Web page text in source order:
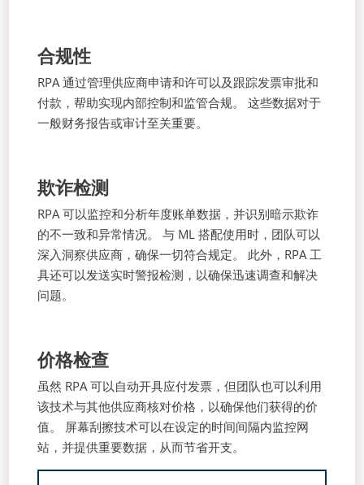
合规性
RPA 通过管理供应商申请和许可以及跟踪发票审批和
付款，帮助实现内部控制和监管合规。 这些数据对于
一般财务报告或审计至关重要。
欺诈检测
RPA 可以监控和分析年度账单数据，并识别暗示欺诈
的不一致和异常情况。 与 ML 搭配使用时，团队可以
深入洞察供应商，确保一切符合规定。 此外，RPA 工
具还可以发送实时警报检测，以确保迅速调查和解决
问题。
价格检查
虽然 RPA 可以自动开具应付发票，但团队也可以利用
该技术与其他供应商核对价格，以确保他们获得的价
值。 屏幕刮擦技术可以在设定的时间间隔内监控网
站，并提供重要数据，从而节省开支。